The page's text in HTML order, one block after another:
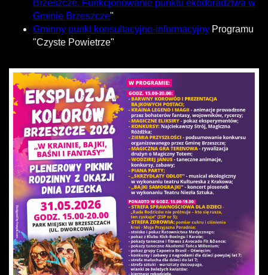
Brzeszcze. Funkcjonowanie punktu ekodoradztwa w
Gminie Brzeszcze"
Gminny punkt konsultacyjno-informacyjny Programu
"Czyste Powietrze"